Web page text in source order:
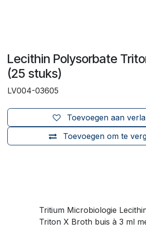
Lecithin Polysorbate
(25 stuks)
LV004-03605
Toevoegen om te
Toevoegen aan
Tritium Microbiologie
Triton X Broth buis à 3 ml